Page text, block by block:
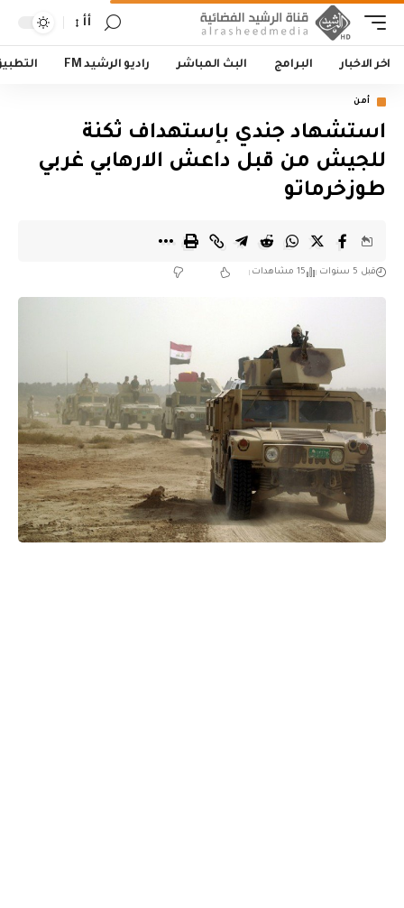
أأ
اخر الاخبار البرامج البث المباشر راديو الرشيد FM
أمن
استشهاد جندي بإستهداف ثكنة
للجيش من قبل داعش الارهابي غربي
طوزخرماتو
قبل 5 سنوات 15 مشاهدات